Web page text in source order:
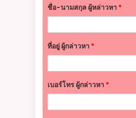
ชื่อ-นามสกุล ผู้หล่าวหา *
ที่อยู่ ผู้กล่าวหา *
เบอร์โทร ผู้กล่าวหา *